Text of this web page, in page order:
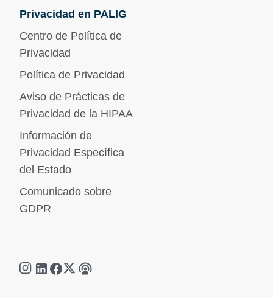
Privacidad en PALIG
Centro de Política de
Privacidad
Política de Privacidad
Aviso de Prácticas de
Privacidad de la HIPAA
Información de
Privacidad Específica
del Estado
Comunicado sobre
GDPR